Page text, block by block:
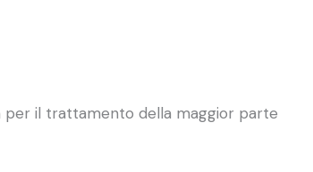
per il trattamento della maggior parte